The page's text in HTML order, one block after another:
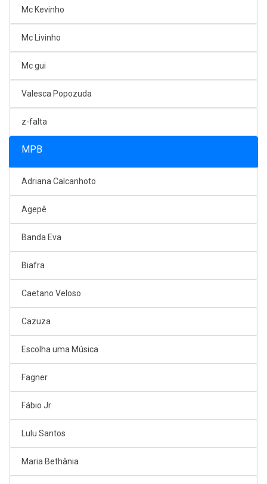
Mc Kevinho
Mc Livinho
Mc gui
Valesca Popozuda
z-falta
MPB
Adriana Calcanhoto
Agepê
Banda Eva
Biafra
Caetano Veloso
Cazuza
Escolha uma Música
Fagner
Fábio Jr
Lulu Santos
Maria Bethânia